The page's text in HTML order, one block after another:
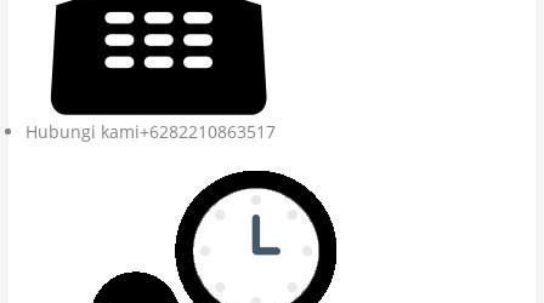
Hubungi kami+6282210863517